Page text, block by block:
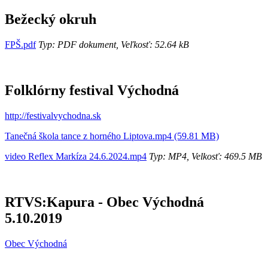
Bežecký okruh
FPŠ.pdfTyp: PDF dokument, Veľkosť: 52.64 kB
Folklórny festival Východná
http://festivalvychodna.sk
Tanečná škola tance z horného Liptova.mp4 (59.81 MB)
video Reflex Markíza 24.6.2024.mp4 Typ: MP4, Velkosť: 469.5 MB
RTVS:Kapura - Obec Východná
5.10.2019
Obec Východná